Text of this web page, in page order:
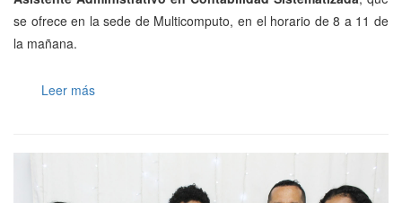
se ofrece en la sede de Multicomputo, en el horario de 8 a 11 de
la mañana.
Leer más